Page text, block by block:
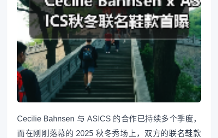
Cecilie Bahnsen 与 ASICS 的合作已持续多个季度，
而在刚刚落幕的 2025 秋冬秀场上，双方的联名鞋款